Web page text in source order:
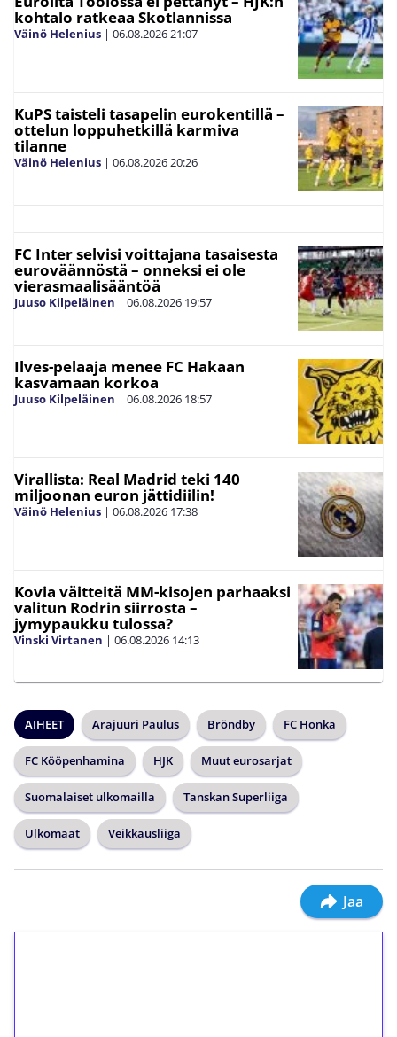
kohtalo ratkeaa Skotlannissa
Väinö Helenius | 06.08.202621:07
KuPS taisteli tasapelin eurokentillä –
ottelun loppuhetkillä karmiva
tilanne
Väinö Helenius | 06.08.202620:26
FC Inter selvisi voittajana tasaisesta
euroväännöstä – onneksi ei ole
vierasmaalisääntöä
Juuso Kilpeläinen | 06.08.2026 19:57
Ilves-pelaaja menee FC Hakaan
kasvamaan korkoa
Juuso Kilpeläinen | 06.08.2026 18:57
Virallista: Real Madrid teki 140
miljoonan euron jättidiilin!
Väinö Helenius | 06.08.2026 17:38
Kovia väitteitä MM-kisojen parhaaksi
valitun Rodrin siirrosta –
jymypaukku tulossa?
Vinski Virtanen | 06.08.2026 14:13
AIHEET Arajuuri Paulus Bröndby FC Honka
FC Kööpenhamina HJK Muut eurosarjat
Suomalaiset ulkomailla Tanskan Superliiga
Ulkomaat Veikkausliiga
Jaa